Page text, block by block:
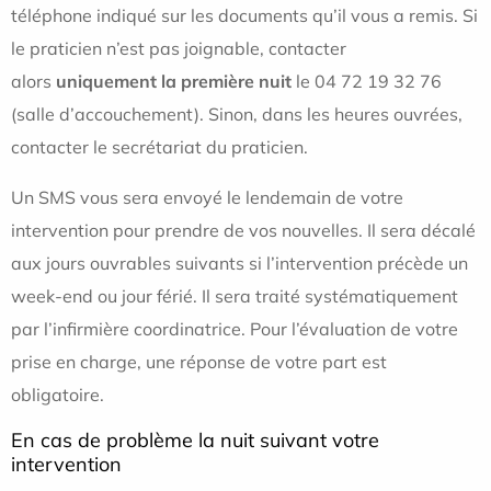
téléphone indiqué sur les documents qu’il vous a remis. Si
le praticien n’est pas joignable, contacter
alors uniquement la première nuit le 04 72 19 32 76
(salle d’accouchement). Sinon, dans les heures ouvrées,
contacter le secrétariat du praticien.
Un SMS vous sera envoyé le lendemain de votre
intervention pour prendre de vos nouvelles. Il sera décalé
aux jours ouvrables suivants si l’intervention précède un
week-end ou jour férié. Il sera traité systématiquement
par l’infirmière coordinatrice. Pour l’évaluation de votre
prise en charge, une réponse de votre part est
obligatoire.
En cas de problème la nuit suivant votre
intervention